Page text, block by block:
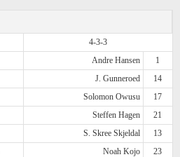
4-3-3
Andre Hansen
1
J. Gunneroed
14
Solomon Owusu
17
Steffen Hagen
21
S. Skree Skjeldal
13
Noah Kojo
23